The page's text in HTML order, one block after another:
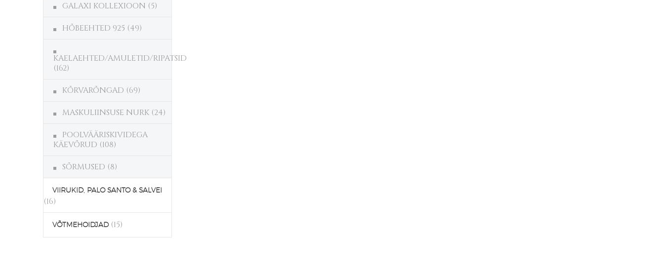
GALAXI KOLLEXIOON (5)
HÕBEEHTED 925 (49)
KAELAEHTED/AMULETID/RIPATSID
(162)
KÕRVARÕNGAD (69)
MASKULIINSUSE NURK (24)
POOLVÄÄRISKIVIDEGA
KÄEVÕRUD (108)
SÕRMUSED (8)
VIIRUKID, PALO SANTO & SALVEI
(16)
VÕTMEHOIDJAD (15)